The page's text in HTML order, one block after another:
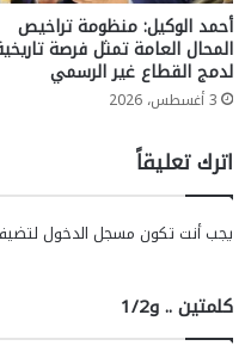
أحمد الوكيل: منظومة تراخيص
المحال العامة تمثل فرصة
لدمج القطاع غير الرسمي
3 أغسطس، 2026
اترك تعليقاً
يجب أنت تكون مسجل الدخول
كلمتين .. و1/2